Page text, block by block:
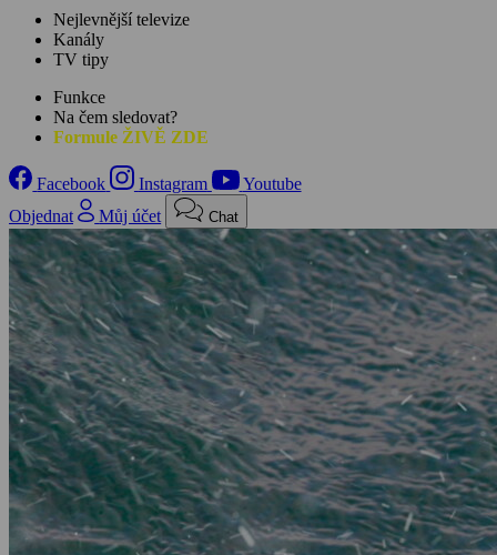
Nejlevnější televize
Kanály
TV tipy
Funkce
Na čem sledovat?
Formule ŽIVĚ ZDE
Facebook Instagram
Youtube
Objednat
Můj účet Chat